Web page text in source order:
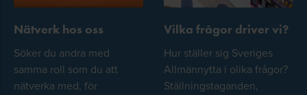
Nätverk hos oss
Söker du andra med
samma roll som du att
nätverka med, för
Vilka frågor driver vi?
Hur ställer sig Sveriges
Allmännytta i olika frågor?
Ställningstaganden,